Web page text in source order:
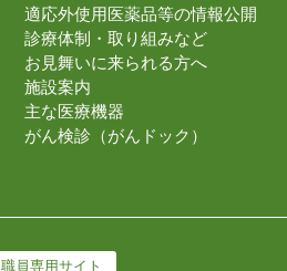
適応外使用医薬品等の情報公開
診療体制・取り組みなど
お見舞いに来られる方へ
施設案内
主な医療機器
がん検診（がんドック）
職員専用サイト